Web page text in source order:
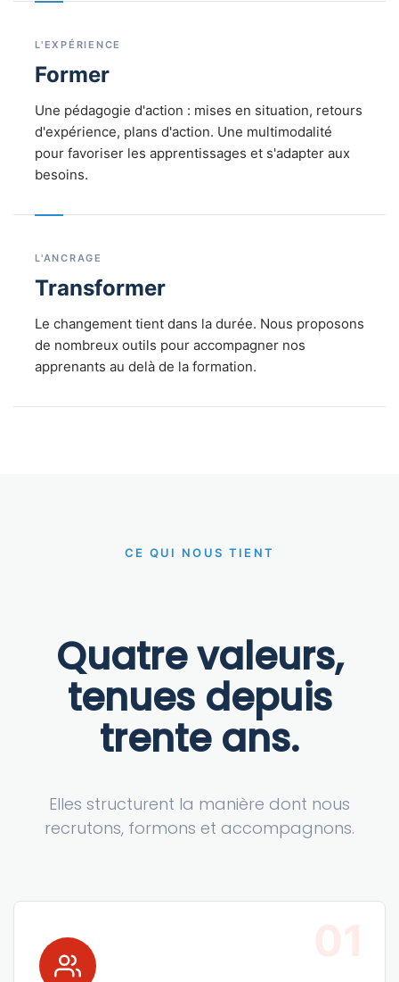
L'EXPÉRIENCE
Former
Une pédagogie d'action : mises en situation, retours
d'expérience, plans d'action. Une multimodalité
pour favoriser les apprentissages et s'adapter aux
besoins.
L'ANCRAGE
Transformer
Le changement tient dans la durée. Nous proposons
de nombreux outils pour accompagner nos
apprenants au delà de la formation.
CE QUI NOUS TIENT
Quatre valeurs,
tenues depuis
trente ans.
Elles structurent la manière dont nous
recrutons, formons et accompagnons.